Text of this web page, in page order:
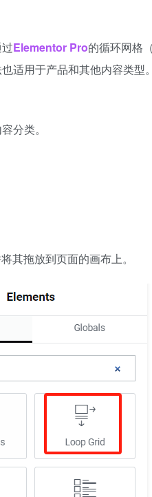
Elementor Pro的循环网格（
适用于产品和其他内容类型。
分类。
其拖放到页面的画布上。